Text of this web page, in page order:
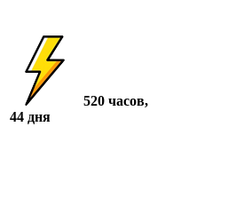
520 часов,
44 дня